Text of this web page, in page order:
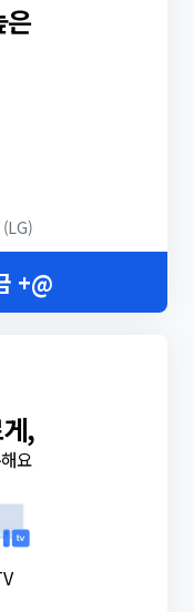
은
(LG)
+@
,
요